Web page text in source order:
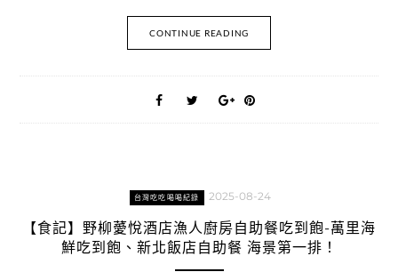
CONTINUE READING
台灣吃吃喝喝紀錄 2025-08-24
【食記】野柳薆悅酒店漁人廚房自助餐吃到飽-萬里海
鮮吃到飽、新北飯店自助餐 海景第一排！